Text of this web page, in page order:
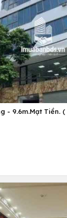
- 9.6m.Mạt Tiền.